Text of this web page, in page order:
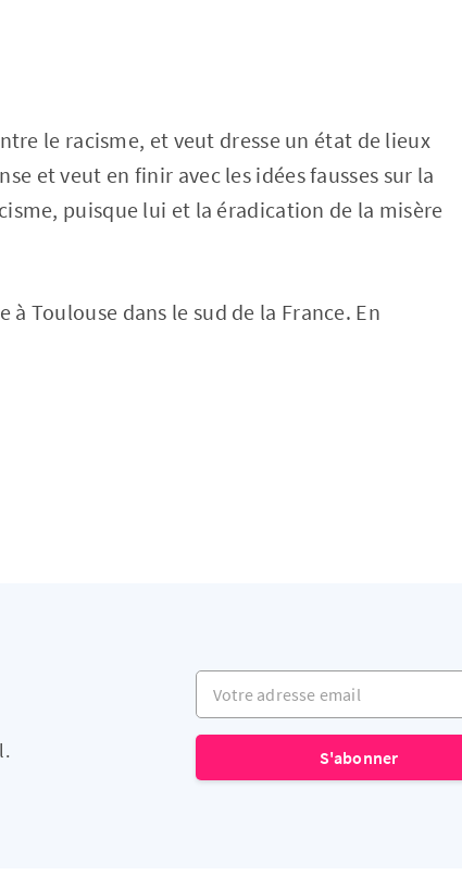
le racisme, et veut dresse un état de lieux
et veut en finir avec les idées fausses sur la
puisque lui et la éradication de la misère
Toulouse dans le sud de la France. En
Votre adresse email
S'abonner